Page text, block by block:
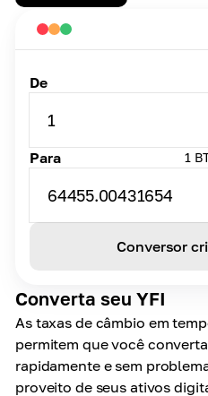
Converta seu YFI
As taxas de câmbio em
permitem que você
rapidamente e sem
proveito de seus ativos
De
1
Para 1
64455.00431654
Conversor